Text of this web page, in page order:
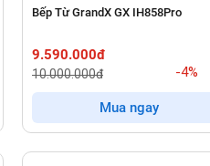
Bếp Từ GrandX GX IH858Pro
9.590.000đ
10.000.000đ -4%
Mua ngay